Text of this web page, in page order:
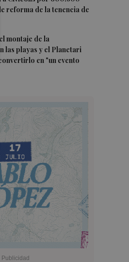
reforma de la tenencia de
montaje de la
las playas y el Planetari
en "un evento